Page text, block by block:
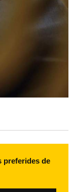
preferides de